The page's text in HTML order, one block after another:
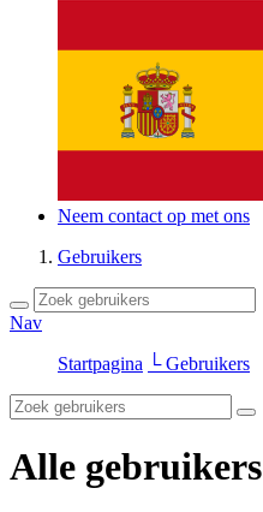
Neem contact op met ons
Gebruikers
Nav
Startpagina └ Gebruikers
Alle gebruikers